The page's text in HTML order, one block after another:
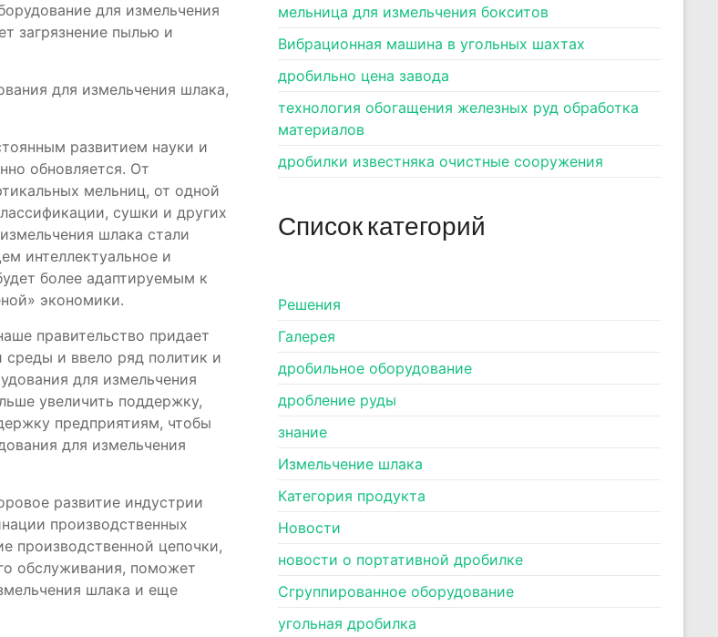
для измельчения
загрязнение пылью и
для измельчения шлака,
развитием науки и
обновляется. От
мельниц, от одной
сушки и других
шлака стали
интеллектуальное и
более адаптируемым к
экономики.
правительство придает
и ввело ряд политик и
для измельчения
увеличить поддержку,
предприятиям, чтобы
для измельчения
развитие индустрии
производственных
производственной цепочки,
обслуживания, поможет
шлака и еще
мельница для измельчения бокситов
Вибрационная машина в угольных шахтах
дробильно цена завода
технология обогащения железных руд обработка
материалов
дробилки известняка очистные сооружения
Список категорий
Pешения
Галерея
дробильное оборудование
дробление руды
знание
Измельчение шлака
Категория продукта
Новости
новости о портативной дробилке
Сгруппированное оборудование
угольная дробилка